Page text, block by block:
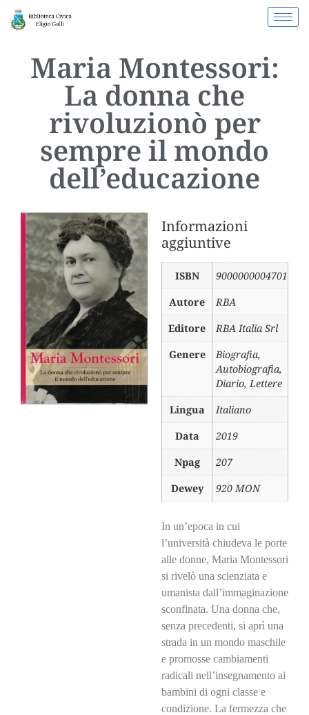
Maria Montessori:
La donna che
rivoluzionò per
sempre il mondo
dell’educazione
Informazioni
aggiuntive
ISBN
9000000004701
Autore
RBA
Editore
RBA Italia Srl
Genere
Biografia,
Autobiografia,
Diario, Lettere
Lingua
Italiano
Data
2019
Npag
207
Dewey
920 MON
In un’epoca in cui
l’università chiudeva le porte
alle donne, Maria Montessori
si rivelò una scienziata e
umanista dall’immaginazione
sconfinata. Una donna che,
senza precedenti, si aprì una
strada in un mondo maschile
e promosse cambiamenti
radicali nell’insegnamento ai
bambini di ogni classe e
condizione. La fermezza che